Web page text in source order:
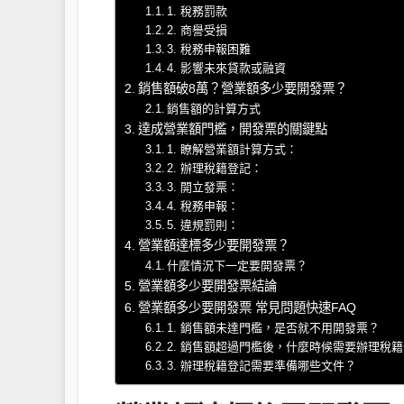
1. 稅務罰款
2. 商譽受損
3. 稅務申報困難
4. 影響未來貸款或融資
銷售額破8萬？營業額多少要開發票？
銷售額的計算方式
達成營業額門檻，開發票的關鍵點
1. 瞭解營業額計算方式：
2. 辦理稅籍登記：
3. 開立發票：
4. 稅務申報：
5. 違規罰則：
營業額達標多少要開發票？
什麼情況下一定要開發票？
營業額多少要開發票結論
營業額多少要開發票 常見問題快速FAQ
1. 銷售額未達門檻，是否就不用開發票？
2. 銷售額超過門檻後，什麼時候需要辦理稅
3. 辦理稅籍登記需要準備哪些文件？